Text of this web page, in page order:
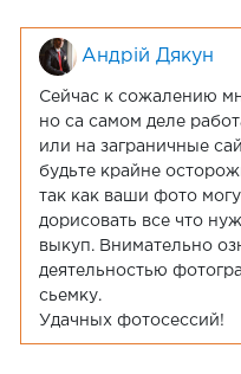
Андрій Дякун
Сейчас к сожалению
но са самом деле
или на заграничные
будьте крайне
так как ваши фото
дорисовать все что
выкуп. Внимательно
деятельностью
сьемку.
Удачных фотосессий!